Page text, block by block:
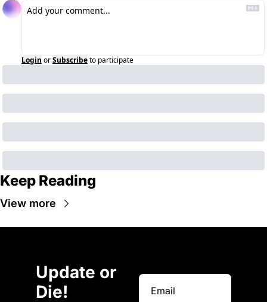
Login orSubscribeto participate
Keep Reading
View more
Update or
Die!